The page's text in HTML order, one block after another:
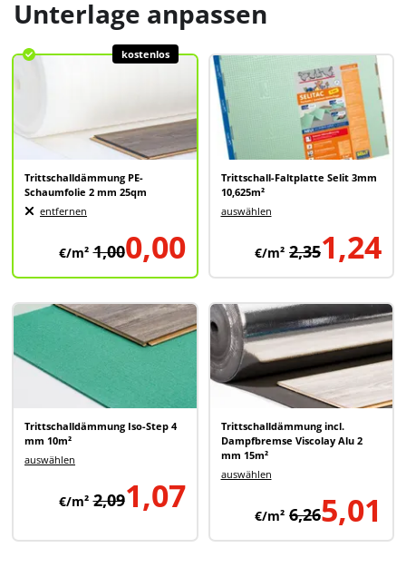
Unterlage anpassen
Trittschalldämmung PE-
Schaumfolie 2 mm 25qm
entfernen
0,00
€/m² 1,00
kostenlos
Trittschall-Faltplatte Selit 3mm
10,625m²
auswählen
1,24
€/m² 2,35
Trittschalldämmung Iso-Step 4
mm 10m²
auswählen
1,07
€/m² 2,09
Trittschalldämmung incl.
Dampfbremse Viscolay Alu 2
mm 15m²
auswählen
5,01
€/m² 6,26